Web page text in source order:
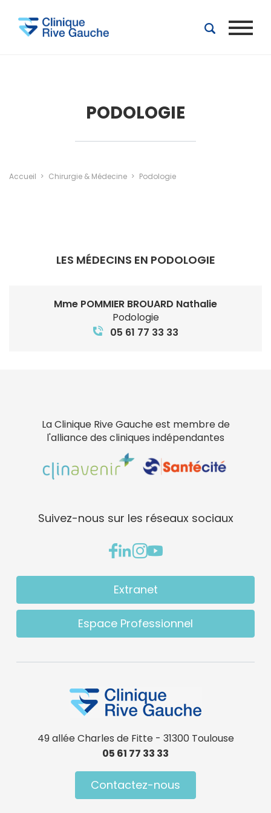
PODOLOGIE
Accueil Chirurgie & Médecine Podologie
LES MÉDECINS EN PODOLOGIE
Mme POMMIER BROUARD Nathalie
Podologie
05 61 77 33 33
La Clinique Rive Gauche est membre de
l'alliance des cliniques indépendantes
Suivez-nous sur les réseaux sociaux
Extranet
Espace Professionnel
49 allée Charles de Fitte - 31300 Toulouse
05 61 77 33 33
Contactez-nous